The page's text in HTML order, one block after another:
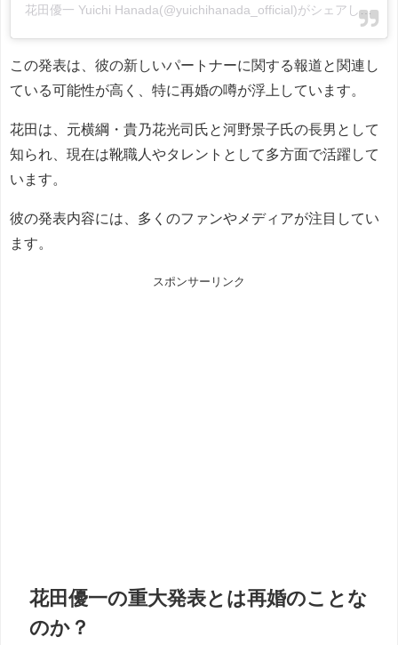
花田優一 Yuichi Hanada(@yuichihanada_official)がシェアした投稿
この発表は、彼の新しいパートナーに関する報道と関連し
ている可能性が高く、特に再婚の噂が浮上しています。
花田は、元横綱・貴乃花光司氏と河野景子氏の長男として
知られ、現在は靴職人やタレントとして多方面で活躍して
います。
彼の発表内容には、多くのファンやメディアが注目してい
ます。
スポンサーリンク
花田優一の重大発表とは再婚のことな
のか？